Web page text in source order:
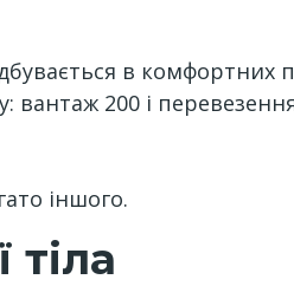
в комфортних
вантаж 200 і
іншого.